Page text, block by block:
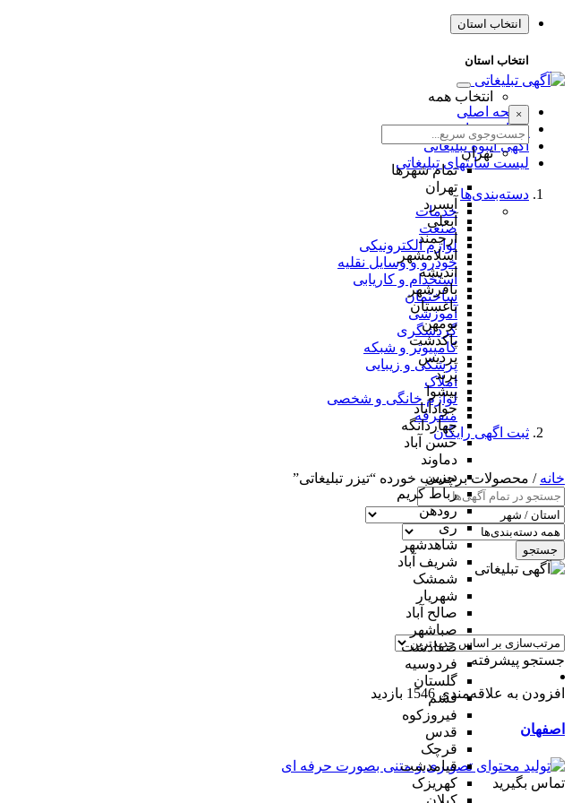
انتخاب استان
انتخاب استان
انتخاب همه
×
تهران
تمام شهر‌ها
تهران
آبسرد
آبعلی
ارجمند
اسلامشهر
اندیشه
باقرشهر
باغستان
بومهن
پاکدشت
پردیس
پرند
پیشوا
جوادآباد
چهاردانگه
حسن آباد
دماوند
دیزین
رباط کریم
رودهن
ری
شاهدشهر
شریف آباد
شمشک
شهریار
صالح آباد
صباشهر
صفادشت
فردوسیه
گلستان
فشم
فیروزکوه
قدس
قرچک
قیامدشت
کهریزک
صفحه اصلی
طراحی سایت
آگهی انبوه تبلیغاتی
لیست سایتهای تبلیغاتی
دسته‌بندی‌ها
خدمات
صنعت
لوازم الکترونیکی
خودرو و وسایل نقلیه
استخدام و کاریابی
ساختمان
آموزشی
گردشگری
کامپیوتر و شبکه
پزشکی و زیبایی
املاک
لوازم خانگی و شخصی
متفرقه
ثبت اگهی رایگان
خانه / محصولات برچسب خورده “تیزر تبلیغاتی”
جستجو
جستجو پیشرفته
افزودن به علاقه‌مندی 1546 بازدید
اصفهان
تماس بگیرید